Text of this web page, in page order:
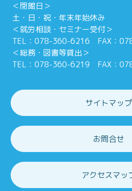
＜閉館日＞
土・日・祝・年末年始休み
＜就労相談・セミナー受付＞
TEL：078-360-6216 FAX：
＜総務・図書等貸出＞
TEL：078-360-6219 FAX：
サイトマップ
お問合せ
アクセスマッ